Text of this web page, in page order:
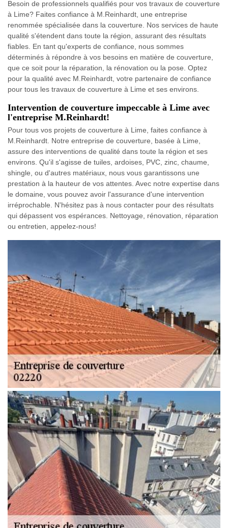
Besoin de professionnels qualifiés pour vos travaux de couverture
à Lime? Faites confiance à M.Reinhardt, une entreprise
renommée spécialisée dans la couverture. Nos services de haute
qualité s'étendent dans toute la région, assurant des résultats
fiables. En tant qu'experts de confiance, nous sommes
déterminés à répondre à vos besoins en matière de couverture,
que ce soit pour la réparation, la rénovation ou la pose. Optez
pour la qualité avec M.Reinhardt, votre partenaire de confiance
pour tous les travaux de couverture à Lime et ses environs.
Intervention de couverture impeccable à Lime avec
l'entreprise M.Reinhardt!
Pour tous vos projets de couverture à Lime, faites confiance à
M.Reinhardt. Notre entreprise de couverture, basée à Lime,
assure des interventions de qualité dans toute la région et ses
environs. Qu'il s'agisse de tuiles, ardoises, PVC, zinc, chaume,
shingle, ou d'autres matériaux, nous vous garantissons une
prestation à la hauteur de vos attentes. Avec notre expertise dans
le domaine, vous pouvez avoir l'assurance d'une intervention
irréprochable. N'hésitez pas à nous contacter pour des résultats
qui dépassent vos espérances. Nettoyage, rénovation, réparation
ou entretien, appelez-nous!